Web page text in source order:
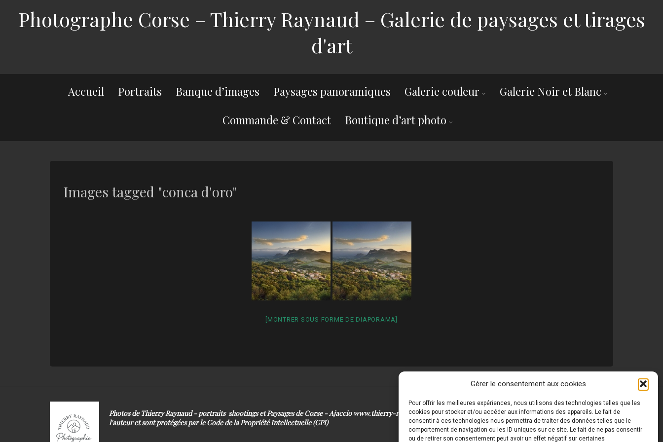
Gérer le consentement aux cookies
Pour offrir les meilleures expériences, nous utilisons des technologies telles que les
cookies pour stocker et/ou accéder aux informations des appareils. Le fait de
consentir à ces technologies nous permettra de traiter des données telles que le
comportement de navigation ou les ID uniques sur ce site. Le fait de ne pas consentir
ou de retirer son consentement peut avoir un effet négatif sur certaines
Photographe Corse – Thierry Raynaud – Galerie de paysages et tirages
d'art
Accueil Portraits Banque d’images Paysages panoramiques Galerie couleur
Galerie Noir et Blanc
Commande & Contact
Boutique d’art photo
Images tagged "conca d'oro"
[MONTRER SOUS FORME DE DIAPORAMA]
Photos de Thierry Raynaud - portraits shootings et Paysages de Corse - Ajaccio www.thierry-raynaud.com © Toutes les photos de ce site sont la propriété de
l'auteur et sont protégées par le Code de la Propriété Intellectuelle (CPI)